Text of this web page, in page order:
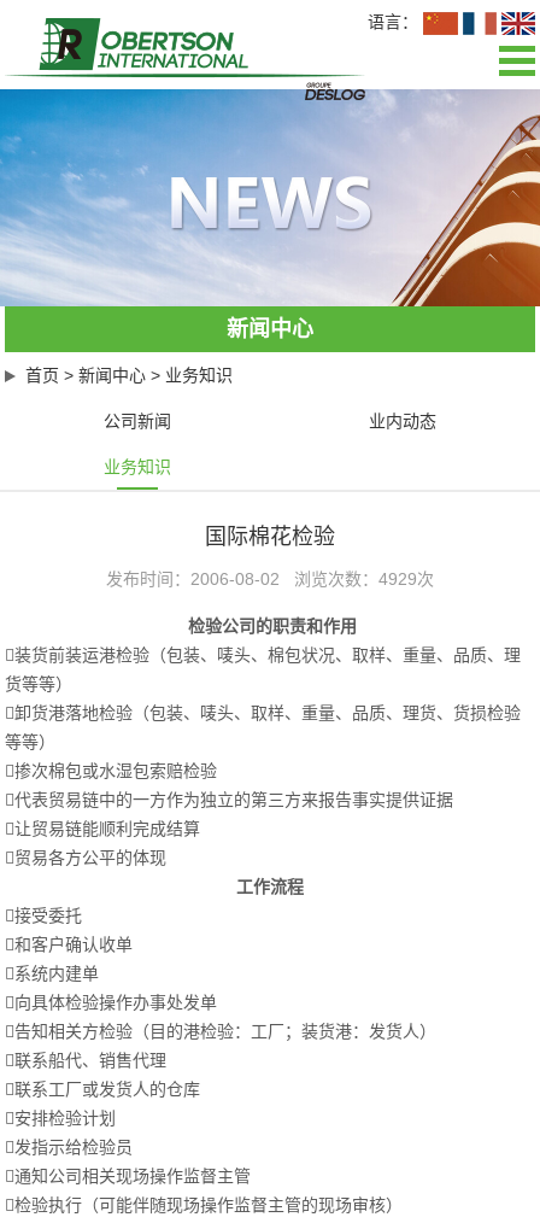
语言：
关于我们
新闻中心
公司文化
新闻中心
首页 >新闻中心 > 业务知识
公司新闻 业内动态
业务知识
国际棉花检验
发布时间：2006-08-02 浏览次数：4929次
检验公司的职责和作用
装货前装运港检验（包装、唛头、棉包状况、取样、重量、品质、理
货等等）
卸货港落地检验（包装、唛头、取样、重量、品质、理货、货损检验
等等）
掺次棉包或水湿包索赔检验
代表贸易链中的一方作为独立的第三方来报告事实提供证据
让贸易链能顺利完成结算
贸易各方公平的体现
工作流程
接受委托
和客户确认收单
系统内建单
向具体检验操作办事处发单
告知相关方检验（目的港检验：工厂；装货港：发货人）
联系船代、销售代理
联系工厂或发货人的仓库
安排检验计划
发指示给检验员
通知公司相关现场操作监督主管
检验执行（可能伴随现场操作监督主管的现场审核）